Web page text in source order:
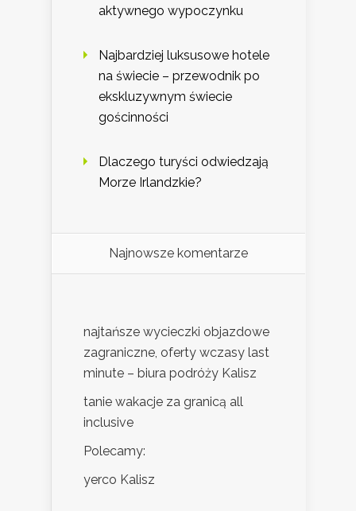
aktywnego wypoczynku
Najbardziej luksusowe hotele
na świecie – przewodnik po
ekskluzywnym świecie
gościnności
Dlaczego turyści odwiedzają
Morze Irlandzkie?
Najnowsze komentarze
najtańsze wycieczki objazdowe
zagraniczne, oferty wczasy last
minute – biura podróży Kalisz
tanie wakacje za granicą all
inclusive
Polecamy:
yerco Kalisz